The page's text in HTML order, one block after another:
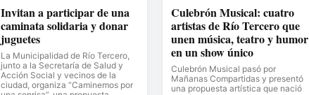
Invitan a participar de una
caminata solidaria y donar
juguetes
La Municipalidad de Río Tercero,
junto a la Secretaría de Salud y
Acción Social y vecinos de la
ciudad, organiza “Caminemos por
Culebrón Musical: cuatro
artistas de Río Tercero que
unen música, teatro y humor
en un show único
Culebrón Musical pasó por
Mañanas Compartidas y presentó
una propuesta artística que nació